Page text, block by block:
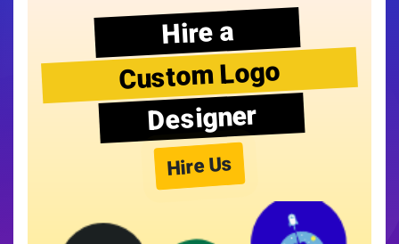
Hire a
Custom Logo
Designer
Hire Us